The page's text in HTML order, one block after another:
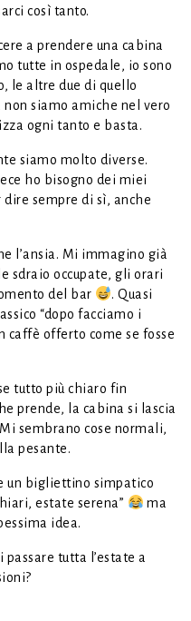
così tanto.
a prendere una cabina
tutte in ospedale, io sono
le altre due di quello
non siamo amiche nel vero
ogni tanto e basta.
siamo molto diverse.
ho bisogno dei miei
sempre di sì, anche
l’ansia. Mi immagino già
sdraio occupate, gli orari
del bar
. Quasi
“dopo facciamo i
caffè offerto come se fosse
tutto più chiaro fin
prende, la cabina si lascia
sembrano cose normali,
pesante.
un bigliettino simpatico
estate serena”
ma
idea.
tutta l’estate a